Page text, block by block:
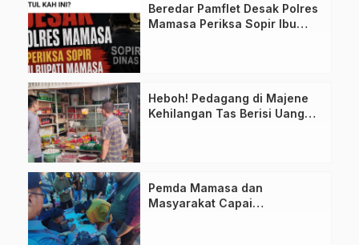
Beredar Pamflet Desak Polres
Mamasa Periksa Sopir Ibu
Heboh! Pedagang di Majene
Kehilangan Tas Berisi Uang
Pemda Mamasa dan
Masyarakat Capai